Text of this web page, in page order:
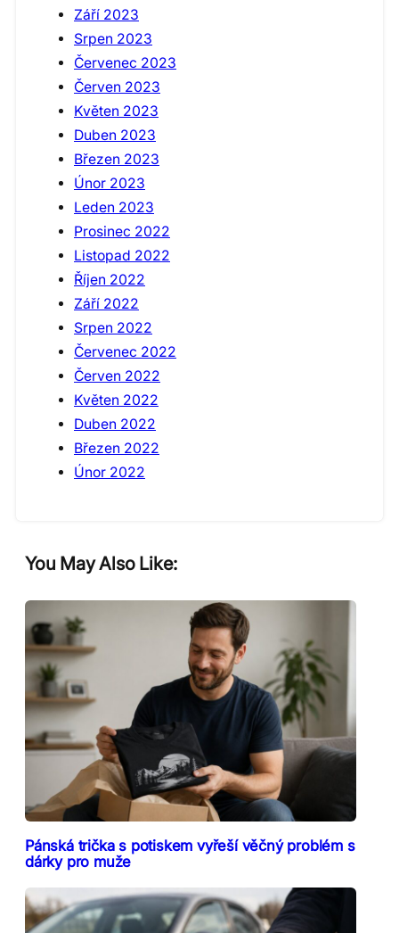
Září 2023
Srpen 2023
Červenec 2023
Červen 2023
Květen 2023
Duben 2023
Březen 2023
Únor 2023
Leden 2023
Prosinec 2022
Listopad 2022
Říjen 2022
Září 2022
Srpen 2022
Červenec 2022
Červen 2022
Květen 2022
Duben 2022
Březen 2022
Únor 2022
You May Also Like:
Pánská trička s potiskem vyřeší věčný problém s
dárky pro muže